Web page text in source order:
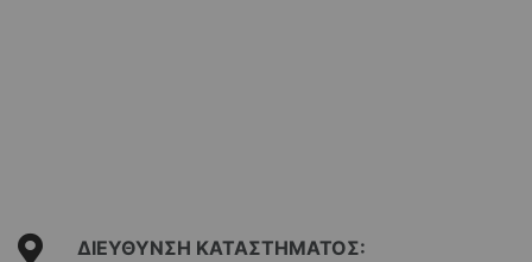
ΔΙΕΥΘΥΝΣΗ ΚΑΤΑΣΤΗΜΑΤΟΣ: